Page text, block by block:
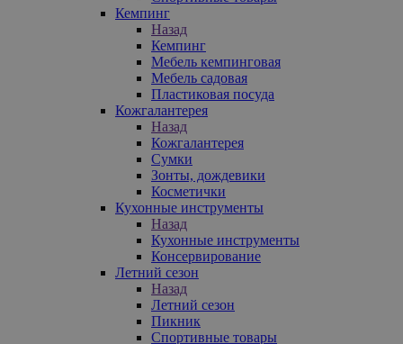
Кемпинг
Назад
Кемпинг
Мебель кемпинговая
Мебель садовая
Пластиковая посуда
Кожгалантерея
Назад
Кожгалантерея
Сумки
Зонты, дождевики
Косметички
Кухонные инструменты
Назад
Кухонные инструменты
Консервирование
Летний сезон
Назад
Летний сезон
Пикник
Спортивные товары